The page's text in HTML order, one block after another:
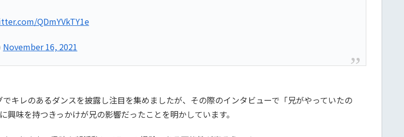
QDmYVkTY1e
November 16, 2021
キレのあるダンスを披露し注目を集めましたが、その際のインタビューで「兄がやっていたの
味を持つきっかけが兄の影響だったことを明かしています。